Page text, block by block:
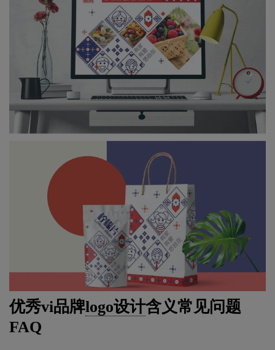
优秀vi品牌logo设计含义常见问题
FAQ